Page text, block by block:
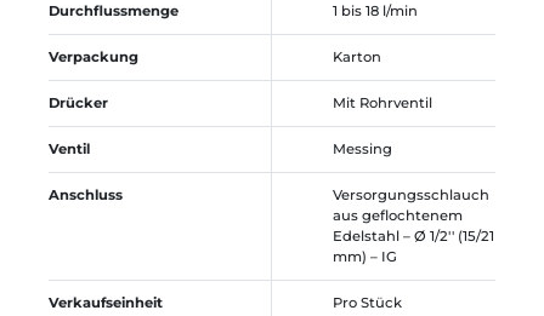
Durchflussmenge 1 bis 18 l/min
Verpackung Karton
Drücker Mit Rohrventil
Ventil Messing
Anschluss
Versorgungsschlauch
aus geflochtenem
Edelstahl – Ø 1/2'' (15/21
mm) – IG
Verkaufseinheit Pro Stück